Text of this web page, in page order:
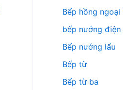
Bếp hồng ngoại
bếp nướng điện
Bếp nướng lẩu
Bếp từ
Bếp từ ba